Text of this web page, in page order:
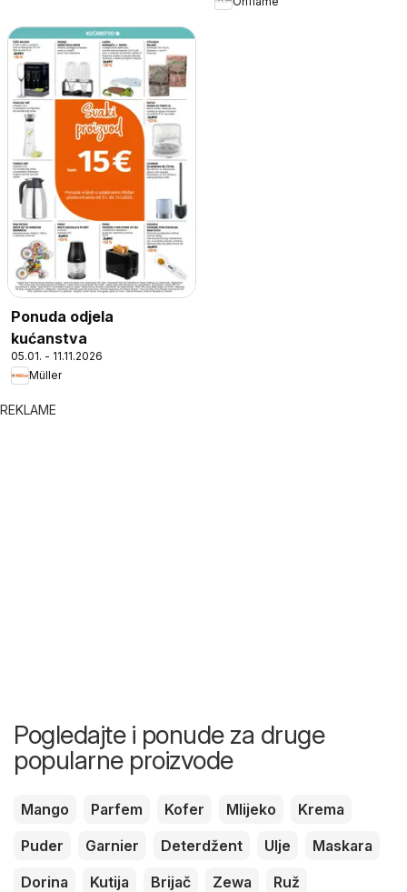
Ponuda odjela
kućanstva
05.01. - 11.11.2026
Müller
REKLAME
Pogledajte i ponude za druge
popularne proizvode
Mango Parfem Kofer Mlijeko
Krema
Puder
Garnier Deterdžent Ulje
Maskara
Dorina
Kutija Brijač Zewa Ruž